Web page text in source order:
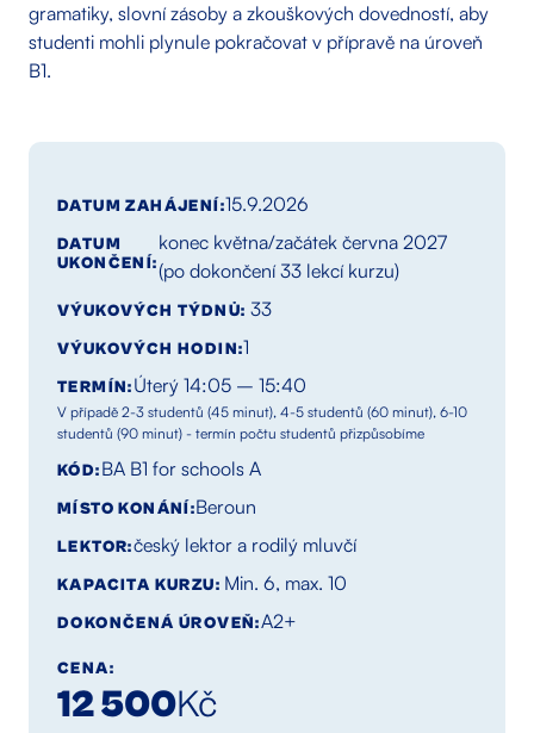
gramatiky, slovní zásoby a zkouškových dovedností, aby
studenti mohli plynule pokračovat v přípravě na úroveň
B1.
DATUM ZAHÁJENÍ:15.9.2026
DATUM
UKONČENÍ:
konec května/začátek června 2027
(po dokončení 33 lekcí kurzu)
VÝUKOVÝCH TÝDNŮ: 33
VÝUKOVÝCH HODIN:1
TERMÍN:Úterý 14:05 – 15:40
V případě 2-3 studentů (45 minut), 4-5 studentů (60 minut), 6-10
studentů (90 minut) - termín počtu studentů přizpůsobíme
KÓD:BA B1 for schools A
MÍSTO KONÁNÍ:Beroun
LEKTOR:český lektor a rodilý mluvčí
KAPACITA KURZU: Min. 6, max. 10
DOKONČENÁ ÚROVEŇ:A2+
CENA:
12 500Kč